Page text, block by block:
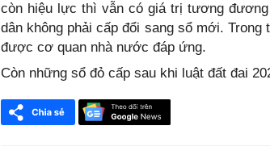
còn hiệu lực thì vẫn có giá trị tương
dân không phải cấp đổi sang sổ mới.
được cơ quan nhà nước đáp ứng.
Còn những sổ đỏ cấp sau khi luật đất đai